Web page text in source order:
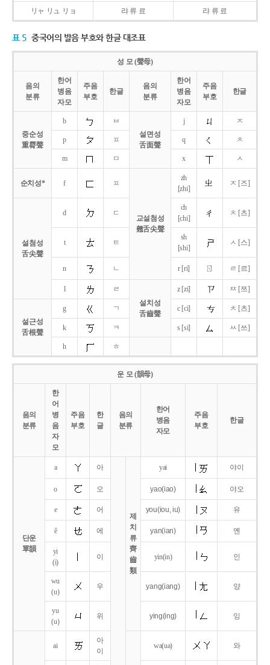
リャ リュ リョ 랴 류 료 랴 류 료
표 5 중국어의 발음 부호와 한글 대조표
성 모 (聲母)
음의
분류
한어
병음
자모
주음
부호
한글
음의
분류
한어
병음
자모
주음
부호
한글
중순성
重脣聲
b
ㅂ
설면성
舌面聲
j ㅈ
p ㅍ q ㅊ
m ㅁ x ㅅ
순치성* f ㅍ
교설첨성
翹舌尖聲
zh
[zhi]
ㅈ [즈]
설첨성
舌尖聲
d ㄷ
ch
[chi]
ㅊ [츠]
t ㅌ
sh
[shi]
ㅅ [스]
n ㄴ r [ri] ㄖ ㄹ [르]
l
ㄹ
설치성
舌齒聲
z [zi] ㅉ [쯔]
설근성
舌根聲
g ㄱ c [ci] ㅊ [츠]
k ㅋ s [si] ㅆ [쓰]
h ㅎ
운 모 (韻母)
음의
분류
한
어
병
음
자
모
주음
부호
한
글
음의
분류
한어
병음
자모
주음
부호
한글
단운
單韻
a 아
제
치
류
齊
齒
類
yai 야이
o 오 yao(iao) 야오
e 어 you(iou,iu) 유
ê 에 yan(ian) 옌
yi
(i)
이 yin(in) 인
wu
(u)
우 yang(iang) 양
yu
(u)
위 ying(ing) 잉
ai
아
이
wa(ua) 와